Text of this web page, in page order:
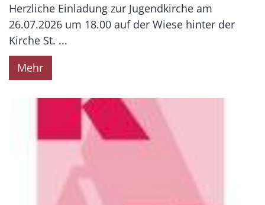
Herzliche Einladung zur Jugendkirche am
26.07.2026 um 18.00 auf der Wiese hinter der
Kirche St. ...
Mehr